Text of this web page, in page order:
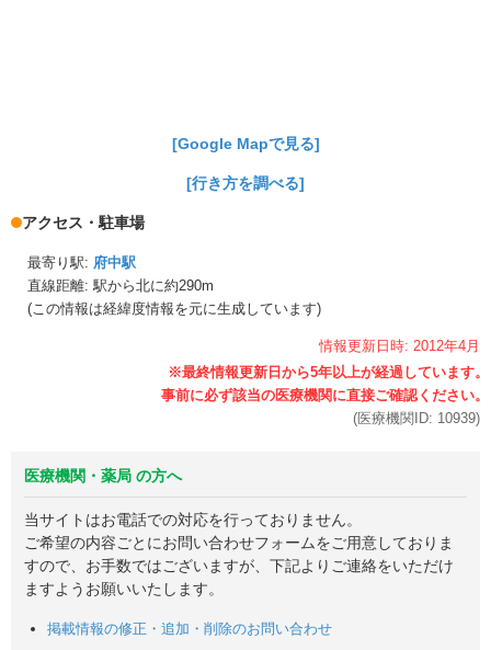
[Google Mapで見る]
[行き方を調べる]
アクセス・駐車場
最寄り駅: 府中駅
直線距離: 駅から北に約290m
(この情報は経緯度情報を元に生成しています)
情報更新日時: 2012年4月
(医療機関ID: 10939)
医療機関・薬局 の方へ
当サイトはお電話での対応を行っておりません。
ご希望の内容ごとにお問い合わせフォームをご用意しておりま
すので、お手数ではございますが、下記よりご連絡をいただけ
ますようお願いいたします。
掲載情報の修正・追加・削除のお問い合わせ